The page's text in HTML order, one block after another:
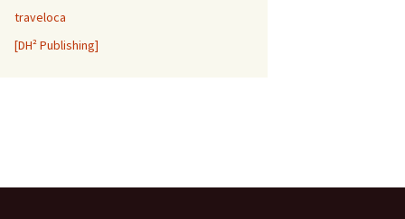
traveloca
[DH² Publishing]